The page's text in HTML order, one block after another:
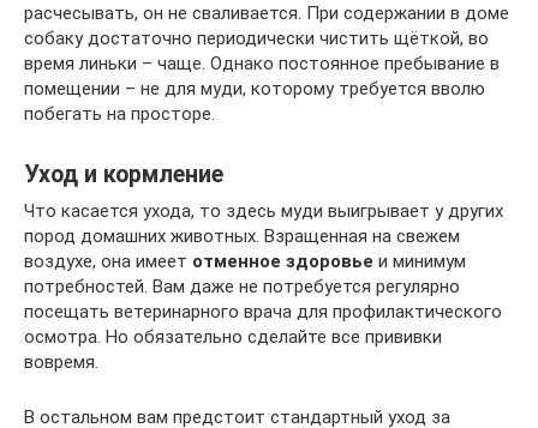
расчесывать, он не сваливается. При содержании в доме
собаку достаточно периодически чистить щёткой, во
время линьки – чаще. Однако постоянное пребывание в
помещении – не для муди, которому требуется вволю
побегать на просторе.
Уход и кормление
Что касается ухода, то здесь муди выигрывает у других
пород домашних животных. Взращенная на свежем
воздухе, она имеет отменное здоровье и минимум
потребностей. Вам даже не потребуется регулярно
посещать ветеринарного врача для профилактического
осмотра. Но обязательно сделайте все прививки
вовремя.
В остальном вам предстоит стандартный уход за